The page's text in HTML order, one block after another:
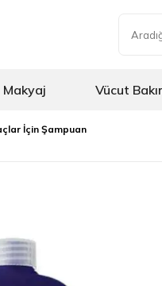
Makyaj Vücut
İçin Şampuan